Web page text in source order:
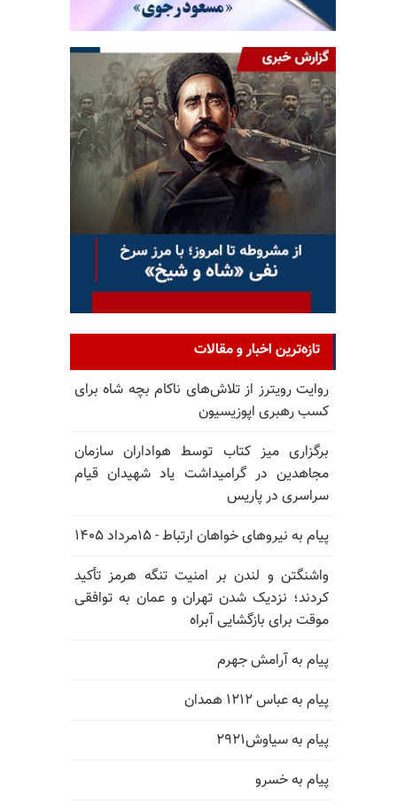
تازه‌ترین اخبار و مقالات
روایت رویترز از تلاش‌های ناکام بچه شاه برای
کسب رهبری اپوزیسیون
برگزاری میز کتاب توسط هواداران سازمان
مجاهدین در گرامیداشت یاد شهیدان قیام
سراسری در پاریس
پیام به نیروهای خواهان ارتباط - ۱۵مرداد ۱۴۰۵
واشنگتن و لندن بر امنیت تنگه هرمز تأکید
کردند؛ نزدیک شدن تهران و عمان به توافقی
موقت برای بازگشایی آبراه
پیام به آرامش جهرم
پیام به عباس ۱۲۱۲ همدان
پیام به سیاوش۲۹۲۱
پیام به خسرو